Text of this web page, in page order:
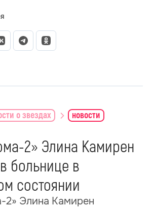
о звездах новости
2» Элина Камирен
больнице в
состоянии
2» Элина Камирен